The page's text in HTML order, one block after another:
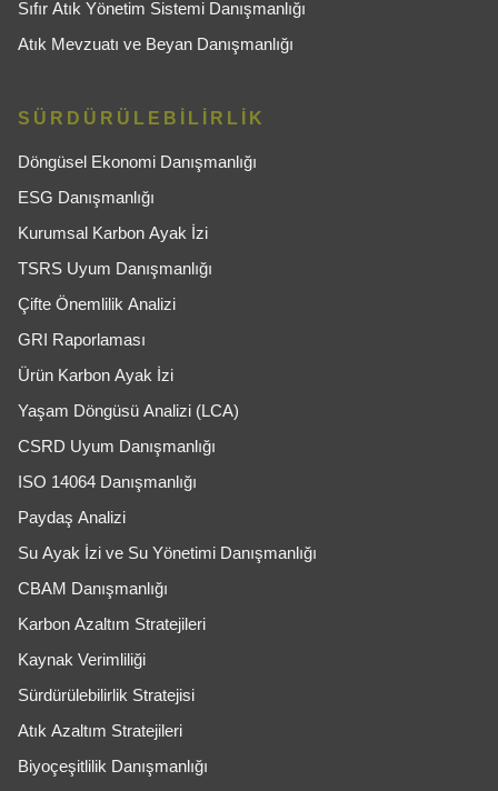
Sıfır Atık Yönetim Sistemi Danışmanlığı
Atık Mevzuatı ve Beyan Danışmanlığı
SÜRDÜRÜLEBİLİRLİK
Döngüsel Ekonomi Danışmanlığı
ESG Danışmanlığı
Kurumsal Karbon Ayak İzi
TSRS Uyum Danışmanlığı
Çifte Önemlilik Analizi
GRI Raporlaması
Ürün Karbon Ayak İzi
Yaşam Döngüsü Analizi (LCA)
CSRD Uyum Danışmanlığı
ISO 14064 Danışmanlığı
Paydaş Analizi
Su Ayak İzi ve Su Yönetimi Danışmanlığı
CBAM Danışmanlığı
Karbon Azaltım Stratejileri
Kaynak Verimliliği
Sürdürülebilirlik Stratejisi
Atık Azaltım Stratejileri
Biyoçeşitlilik Danışmanlığı